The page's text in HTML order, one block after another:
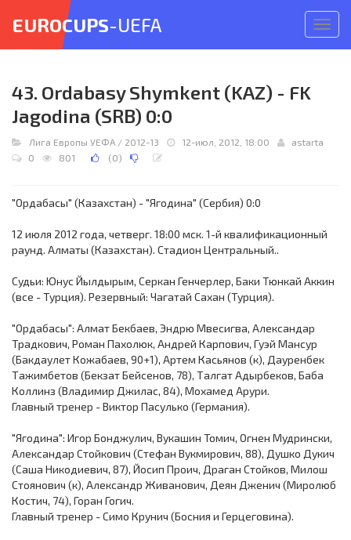
меню
EUROCUPS-UEFA
43. Ordabasy Shymkent (KAZ) - FK
Jagodina (SRB) 0:0
Лига Европы УЕФА / 2012-13 12-июл, 2012, 18:00
astarta
0
801 (0)
"Ордабасы" (Казахстан) - "Ягодина" (Сербия) 0:0
12 июля 2012 года, четверг. 18:00 мск. 1-й квалификационный
раунд. Алматы (Казахстан). Стадион Центральный..
Судьи: Юнус Йылдырым, Серкан Генчерлер, Баки Тюнкай Аккин
(все - Турция). Резервный: Чагатай Сахан (Турция).
"Ордабасы": Алмат Бекбаев, Эндрю Мвесигва, Александар
Традкович, Роман Пахолюк, Андрей Карпович, Гуэй Мансур
(Бакдаулет Кожабаев, 90+1), Артем Касьянов (к), Дауренбек
Тажимбетов (Бекзат Бейсенов, 78), Талгат Адырбеков, Баба
Коллинз (Владимир Джилас, 84), Мохамед Арури.
Главный тренер - Виктор Пасулько (Германия).
"Ягодина": Игор Бонджулич, Вукашин Томич, Огнен Мудрински,
Александар Стойкович (Стефан Вукмирович, 88), Душко Дукич
(Саша Никодиевич, 87), Йосип Проич, Драган Стойков, Милош
Стоянович (к), Александр Живанович, Деян Дженич (Миролюб
Костич, 74), Горан Гогич.
Главный тренер - Симо Крунич (Босния и Герцеговина).